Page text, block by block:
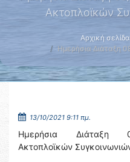
Ακτοπλοϊκών
Αρχική σελίδα
Ημερήσια Διάταξη
13/10/2021 9:11 πμ.
Ημερήσια Διάταξη
Ακτοπλοϊκών